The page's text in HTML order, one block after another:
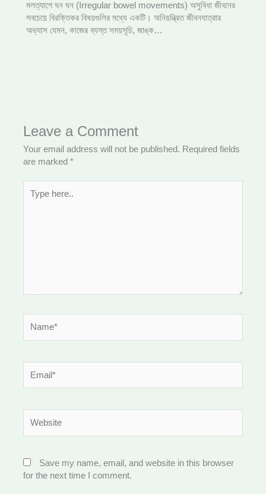
মলত্যাগে ঘন ঘন (Irregular bowel movements) অসুবিধা জীবনের
সবচেয়ে বিরক্তিকর বিষয়গুলির মধ্যে একটি। অনিয়ন্ত্রিত জীবনযাত্রার
অভ্যাস যেমন, কাজের ব্যস্ত সময়সূচি, জাঙ্ক…
Leave a Comment
Your email address will not be published. Required fields
are marked*
here..
Save my name, email, and website in this browser
for the next time I comment.